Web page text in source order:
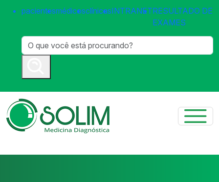
pacientesmédicosclínicasINTRANETRESULTADO DE
EXAMES